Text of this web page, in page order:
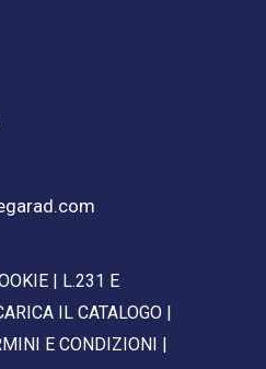
| L.231 E
IL CATALOGO |
E CONDIZIONI |